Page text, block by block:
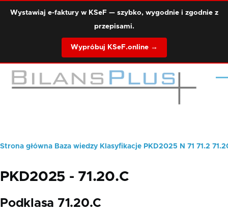
Wystawiaj e-faktury w KSeF — szybko, wygodnie i zgodnie z
przepisami.
Wypróbuj KSeF.online →
Ścieżka
Strona główna Baza wiedzy Klasyfikacje PKD2025 N 71 71.2
PKD2025 - 71.20.C
Podklasa 71.20.C